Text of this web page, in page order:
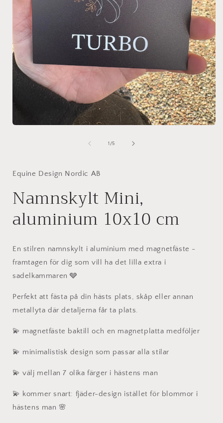
1 /av
5
Equine Design Nordic AB
Namnskylt Mini,
aluminium 10x10 cm
En stilren namnskylt i aluminium med magnetfäste -
framtagen för dig som vill ha det lilla extra i
sadelkammaren 🩶
Perfekt att fästa på din hästs plats, skåp eller annan
metallyta där detaljerna får ta plats.
💫 magnetfäste baktill och en magnetplatta medföljer
💫 minimalistisk design som passar alla stilar
💫 välj mellan 7 olika färger i hästens man
💫 kommer snart: fjäder-design istället för blommor i
hästens man 🌸